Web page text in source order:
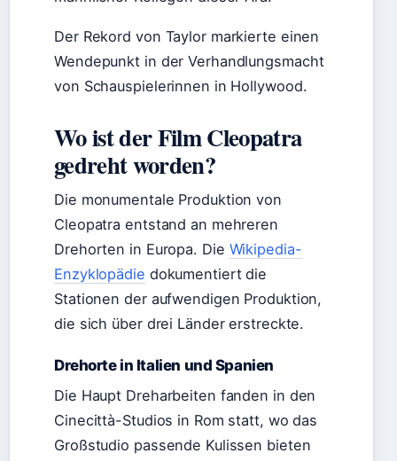
Der Rekord von Taylor markierte einen
Wendepunkt in der Verhandlungsmacht
von Schauspielerinnen in Hollywood.
Wo ist der Film Cleopatra
gedreht worden?
Die monumentale Produktion von
Cleopatra entstand an mehreren
Drehorten in Europa. Die Wikipedia-
Enzyklopädie dokumentiert die
Stationen der aufwendigen Produktion,
die sich über drei Länder erstreckte.
Drehorte in Italien und Spanien
Die Haupt Dreharbeiten fanden in den
Cinecittà-Studios in Rom statt, wo das
Großstudio passende Kulissen bieten